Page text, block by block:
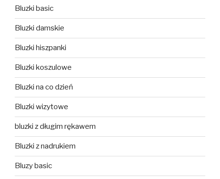
Bluzki basic
Bluzki damskie
Bluzki hiszpanki
Bluzki koszulowe
Bluzki na co dzień
Bluzki wizytowe
bluzki z długim rękawem
Bluzki z nadrukiem
Bluzy basic